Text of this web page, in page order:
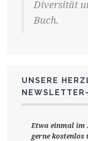
Diversität
Buch.
UNSERE
Etwa einmal im
gernekostenlos